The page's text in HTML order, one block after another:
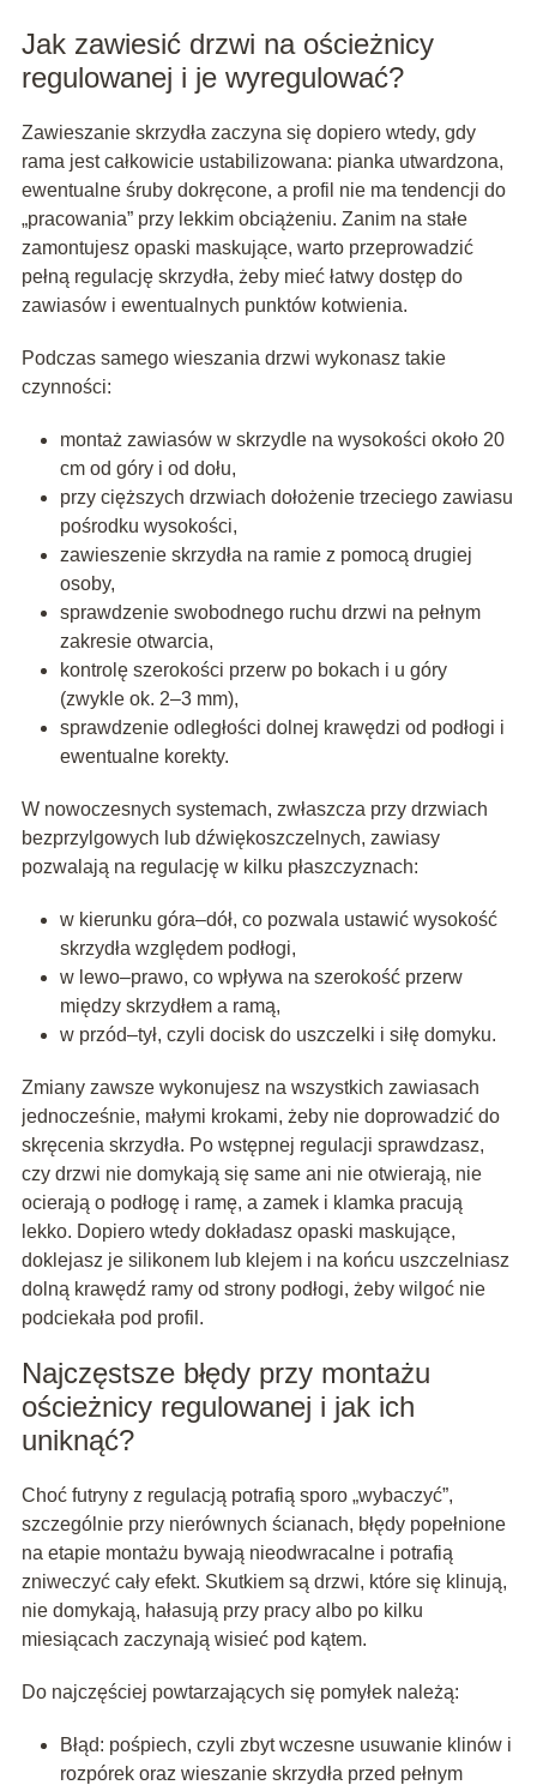
Jak zawiesić drzwi na ościeżnicy
regulowanej i je wyregulować?
Zawieszanie skrzydła zaczyna się dopiero wtedy, gdy
rama jest całkowicie ustabilizowana: pianka utwardzona,
ewentualne śruby dokręcone, a profil nie ma tendencji do
„pracowania” przy lekkim obciążeniu. Zanim na stałe
zamontujesz opaski maskujące, warto przeprowadzić
pełną regulację skrzydła, żeby mieć łatwy dostęp do
zawiasów i ewentualnych punktów kotwienia.
Podczas samego wieszania drzwi wykonasz takie
czynności:
montaż zawiasów w skrzydle na wysokości około 20
cm od góry i od dołu,
przy cięższych drzwiach dołożenie trzeciego zawiasu
pośrodku wysokości,
zawieszenie skrzydła na ramie z pomocą drugiej
osoby,
sprawdzenie swobodnego ruchu drzwi na pełnym
zakresie otwarcia,
kontrolę szerokości przerw po bokach i u góry
(zwykle ok. 2–3 mm),
sprawdzenie odległości dolnej krawędzi od podłogi i
ewentualne korekty.
W nowoczesnych systemach, zwłaszcza przy drzwiach
bezprzylgowych lub dźwiękoszczelnych, zawiasy
pozwalają na regulację w kilku płaszczyznach:
w kierunku góra–dół, co pozwala ustawić wysokość
skrzydła względem podłogi,
w lewo–prawo, co wpływa na szerokość przerw
między skrzydłem a ramą,
w przód–tył, czyli docisk do uszczelki i siłę domyku.
Zmiany zawsze wykonujesz na wszystkich zawiasach
jednocześnie, małymi krokami, żeby nie doprowadzić do
skręcenia skrzydła. Po wstępnej regulacji sprawdzasz,
czy drzwi nie domykają się same ani nie otwierają, nie
ocierają o podłogę i ramę, a zamek i klamka pracują
lekko. Dopiero wtedy dokładasz opaski maskujące,
doklejasz je silikonem lub klejem i na końcu uszczelniasz
dolną krawędź ramy od strony podłogi, żeby wilgoć nie
podciekała pod profil.
Najczęstsze błędy przy montażu
ościeżnicy regulowanej i jak ich
uniknąć?
Choć futryny z regulacją potrafią sporo „wybaczyć”,
szczególnie przy nierównych ścianach, błędy popełnione
na etapie montażu bywają nieodwracalne i potrafią
zniweczyć cały efekt. Skutkiem są drzwi, które się klinują,
nie domykają, hałasują przy pracy albo po kilku
miesiącach zaczynają wisieć pod kątem.
Do najczęściej powtarzających się pomyłek należą:
Błąd: pośpiech, czyli zbyt wczesne usuwanie klinów i
rozpórek oraz wieszanie skrzydła przed pełnym